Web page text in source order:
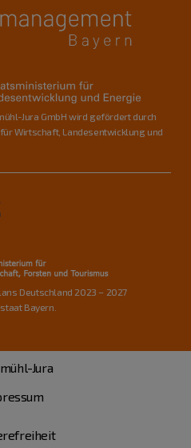
Jura GmbH wird gefördert durch
Wirtschaft, Landesentwicklung und
Deutschland 2023 – 2027
Bayern.
Jura